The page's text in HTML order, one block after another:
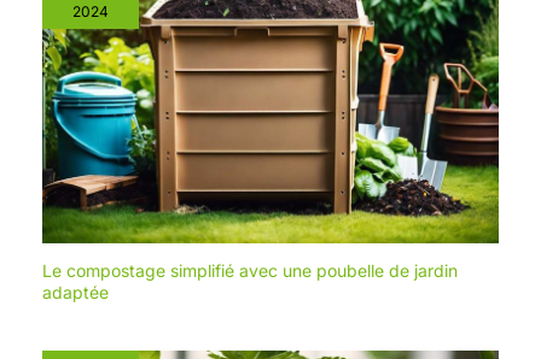
2024
Le compostage simplifié avec une poubelle de jardin
adaptée